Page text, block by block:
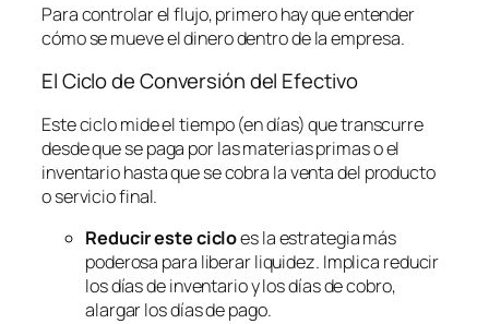
Para controlar el flujo, primero hay que entender
cómo se mueve el dinero dentro de la empresa.
El Ciclo de Conversión del Efectivo
Este ciclo mide el tiempo (en días) que transcurre
desde que se paga por las materias primas o el
inventario hasta que se cobra la venta del producto
o servicio final.
Reducir este cicloes la estrategia más
poderosa para liberar liquidez. Implica reducir
los días de inventario y los días de cobro,
alargar los días de pago.